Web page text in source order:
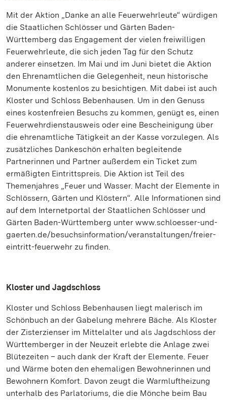
Mit der Aktion „Danke an alle Feuerwehrleute“ würdigen
die Staatlichen Schlösser und Gärten Baden-
Württemberg das Engagement der vielen freiwilligen
Feuerwehrleute, die sich jeden Tag für den Schutz
anderer einsetzen. Im Mai und im Juni bietet die Aktion
den Ehrenamtlichen die Gelegenheit, neun historische
Monumente kostenlos zu besichtigen. Mit dabei ist auch
Kloster und Schloss Bebenhausen. Um in den Genuss
eines kostenfreien Besuchs zu kommen, genügt es, einen
Feuerwehrdienstausweis oder eine Bescheinigung über
die ehrenamtliche Tätigkeit an der Kasse vorzulegen. Als
zusätzliches Dankeschön erhalten begleitende
Partnerinnen und Partner außerdem ein Ticket zum
ermäßigten Eintrittspreis. Die Aktion ist Teil des
Themenjahres „Feuer und Wasser. Macht der Elemente in
Schlössern, Gärten und Klöstern“. Alle Informationen sind
auf dem Internetportal der Staatlichen Schlösser und
Gärten Baden-Württemberg unter www.schloesser-und-
gaerten.de/besuchsinformation/veranstaltungen/freier-
eintritt-feuerwehr zu finden.
Kloster und Jagdschloss
Kloster und Schloss Bebenhausen liegt malerisch im
Schönbuch an der Gabelung mehrere Bäche. Als Kloster
der Zisterzienser im Mittelalter und als Jagdschloss der
Württemberger in der Neuzeit erlebte die Anlage zwei
Blütezeiten – auch dank der Kraft der Elemente. Feuer
und Wärme boten den ehemaligen Bewohnerinnen und
Bewohnern Komfort. Davon zeugt die Warmluftheizung
unterhalb des Parlatoriums, die die Mönche beim Bau